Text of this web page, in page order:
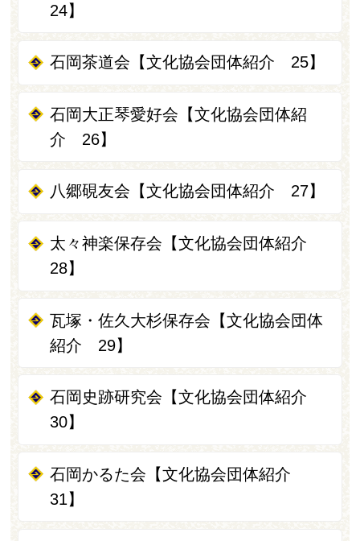
24】
石岡茶道会【文化協会団体紹介 25】
石岡大正琴愛好会【文化協会団体紹
介 26】
八郷硯友会【文化協会団体紹介 27】
太々神楽保存会【文化協会団体紹介
28】
瓦塚・佐久大杉保存会【文化協会団体
紹介 29】
石岡史跡研究会【文化協会団体紹介
30】
石岡かるた会【文化協会団体紹介
31】